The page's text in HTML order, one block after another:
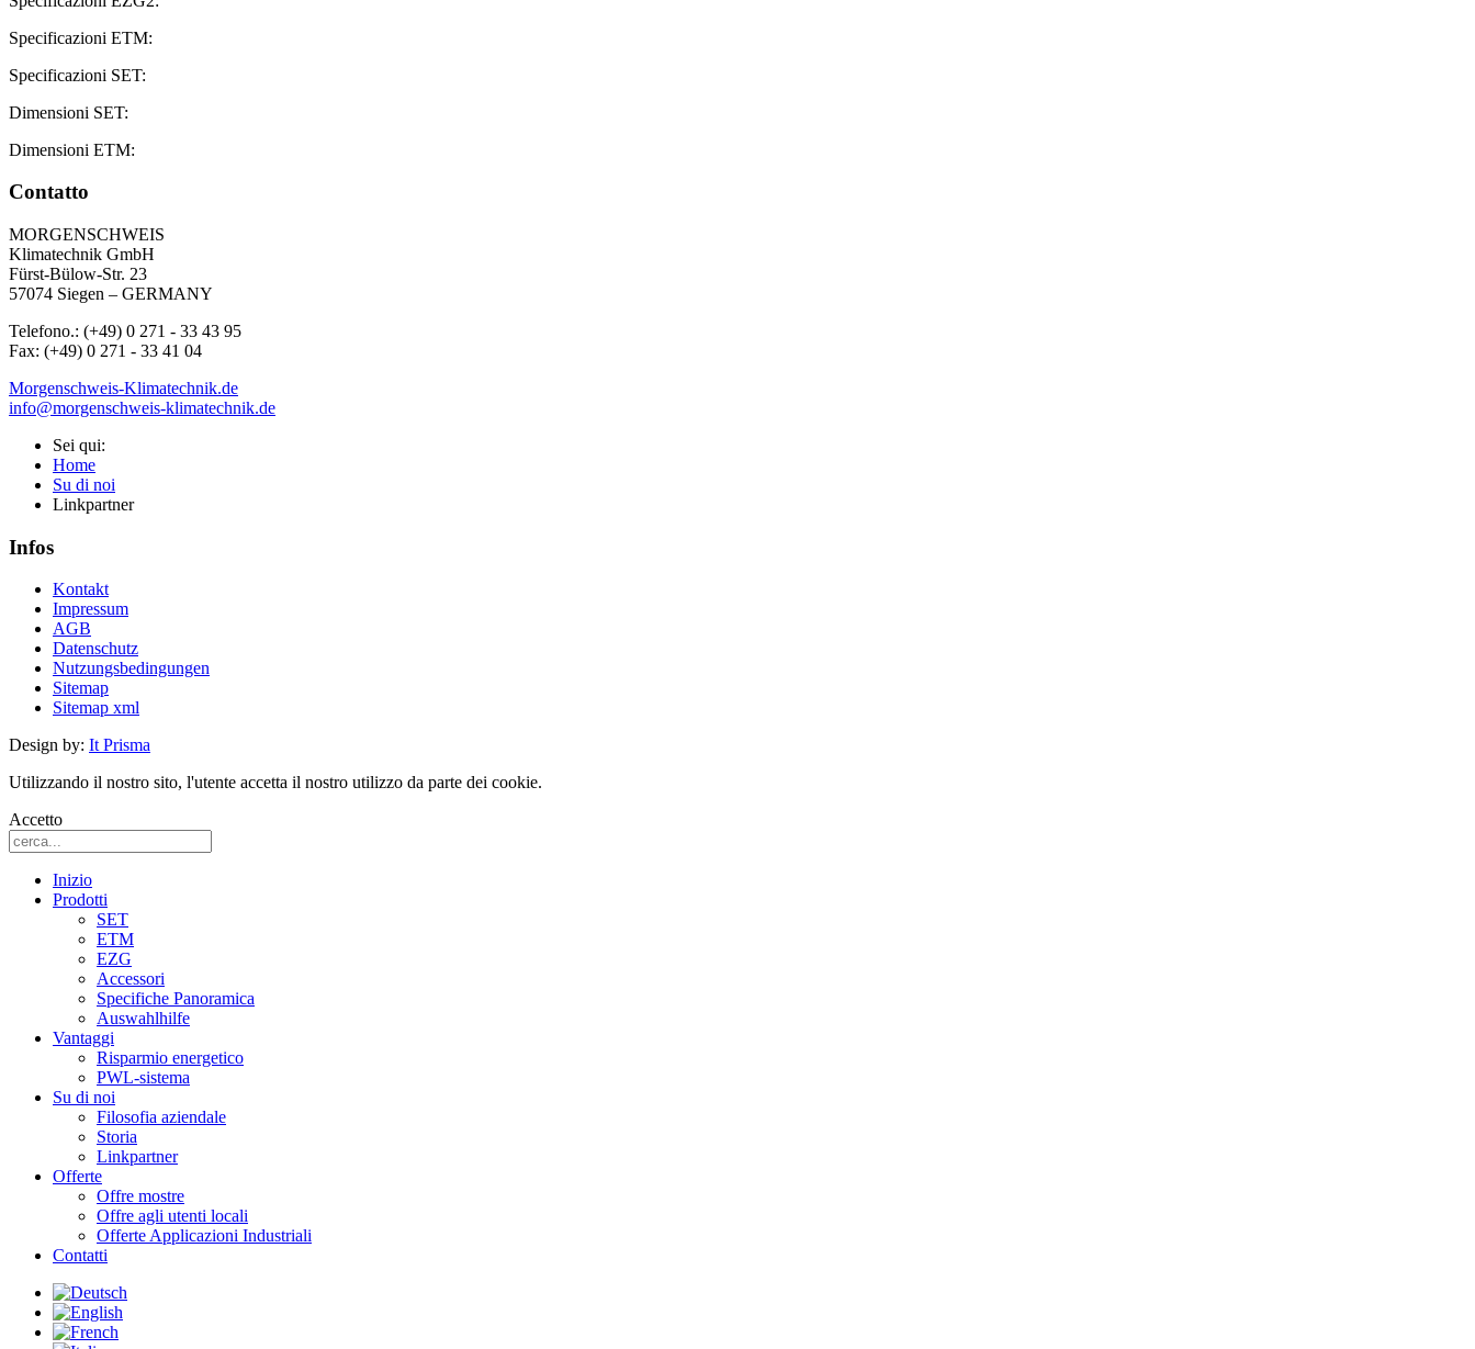
Specificazioni ETM:
Specificazioni SET:
Dimensioni SET:
Dimensioni ETM:
Contatto
MORGENSCHWEIS
Klimatechnik GmbH
Fürst-Bülow-Str. 23
57074 Siegen – GERMANY
Telefono.: (+49) 0 271 - 33 43 95
Fax: (+49) 0 271 - 33 41 04
Morgenschweis-Klimatechnik.de
info@morgenschweis-klimatechnik.de
Sei qui:
Home
Su di noi
Linkpartner
Infos
Kontakt
Impressum
AGB
Datenschutz
Nutzungsbedingungen
Sitemap
Sitemap xml
Design by: It Prisma
Utilizzando il nostro sito, l'utente accetta il nostro utilizzo da parte dei cookie.
Accetto
Inizio
Prodotti
SET
ETM
EZG
Accessori
Specifiche Panoramica
Auswahlhilfe
Vantaggi
Risparmio energetico
PWL-sistema
Su di noi
Filosofia aziendale
Storia
Linkpartner
Offerte
Offre mostre
Offre agli utenti locali
Offerte Applicazioni Industriali
Contatti